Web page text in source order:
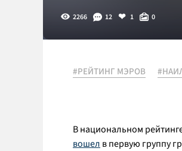
2266 12 1 0
#РЕЙТИНГ МЭРОВ
В национальном
вошел в первую группу